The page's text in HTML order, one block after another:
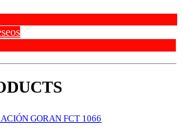
GORAN FCT 1066